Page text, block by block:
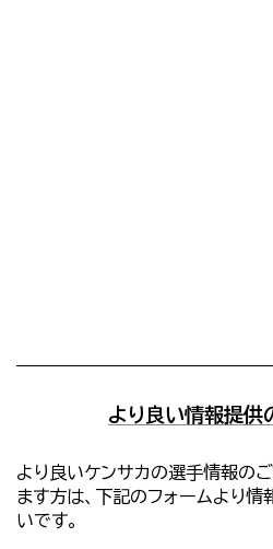
より良い情報提供
より良いケンサカの選手情報の
ます方は、下記のフォームより
いです。